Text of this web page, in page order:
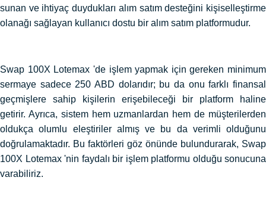
sunan ve ihtiyaç duydukları alım satım desteğini kişiselleştirme
olanağı sağlayan kullanıcı dostu bir alım satım platformudur.
Swap 100X Lotemax 'de işlem yapmak için gereken minimum
sermaye sadece 250 ABD dolarıdır; bu da onu farklı finansal
geçmişlere sahip kişilerin erişebileceği bir platform haline
getirir. Ayrıca, sistem hem uzmanlardan hem de müşterilerden
oldukça olumlu eleştiriler almış ve bu da verimli olduğunu
doğrulamaktadır. Bu faktörleri göz önünde bulundurarak, Swap
100X Lotemax 'nin faydalı bir işlem platformu olduğu sonucuna
varabiliriz.